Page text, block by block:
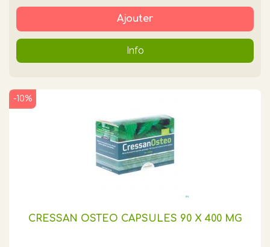
Ajouter
Info
CRESSAN OSTEO CAPSULES 90 X 400 MG
-10%